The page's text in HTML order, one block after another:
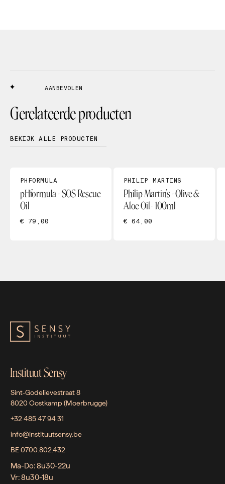
AANBEVOLEN
Gerelateerde producten
BEKIJK ALLE PRODUCTEN
PHFORMULA
pHformula - SOS Rescue
Oil
€ 79,00
PHILIP MARTINS
Philip Martin’s - Olive &
Aloe Oil - 100ml
€ 64,00
Instituut Sensy
Sint-Godelievestraat 8
8020 Oostkamp (Moerbrugge)
+32 485 47 94 31
info@instituutsensy.be
BE 0700.802.432
Ma-Do: 8u30-22u
Vr: 8u30-18u